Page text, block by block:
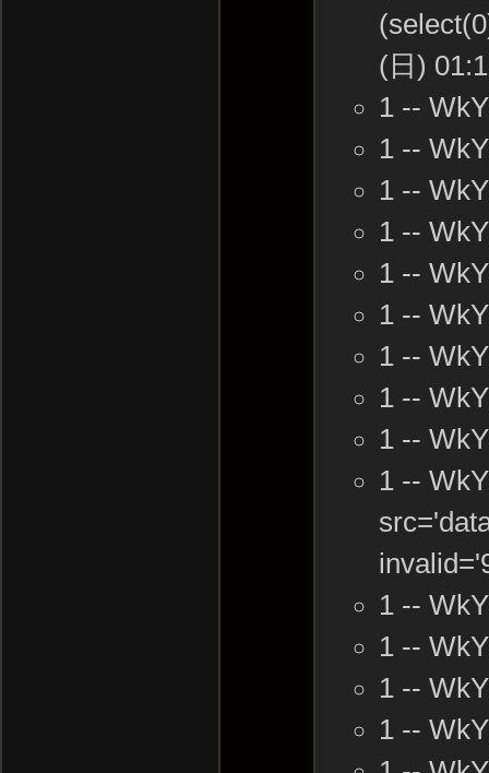
(日)
1 --
1 --
1 --
1 --
1 --
1 --
1 --
1 --
1 --
1 --
1 --
1 --
1 --
1 --